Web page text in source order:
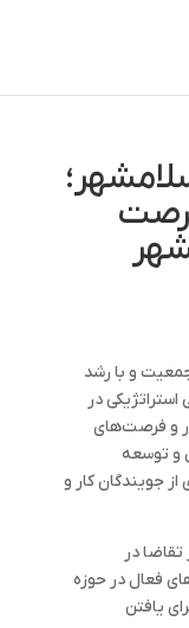
و با رشد
در
و فرصت‌های
و توسعه
جویندگان کار و
در
فعال در حوزه
یافتن